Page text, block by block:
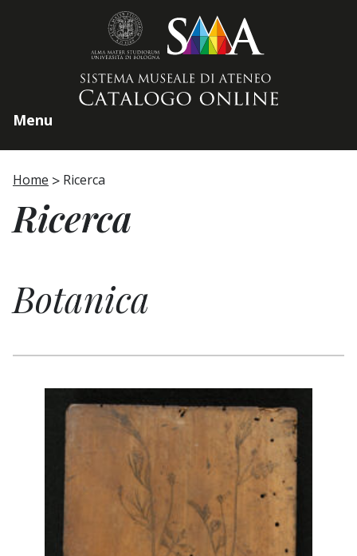
Menu
Home Ricerca
Ricerca
Botanica